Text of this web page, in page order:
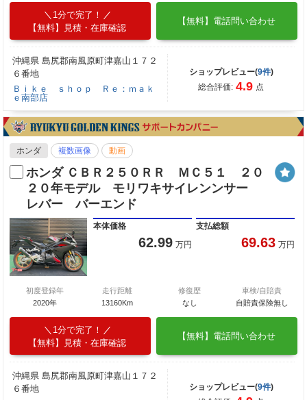
1分で完了！
【無料】見積・在庫確認
【無料】電話問い合わせ
沖縄県 島尻郡南風原町津嘉山１７２
６番地
Ｂｉｋｅ ｓｈｏｐ Ｒｅ：ｍａｋ
ｅ南部店
ショップレビュー(9件)
総合評価: 4.9 点
ホンダ 複数画像 動画
ホンダ ＣＢＲ２５０ＲＲ ＭＣ５１ ２０
２０年モデル モリワキサイレンンサー
レバー バーエンド
本体価格
62.99 万円
支払総額
69.63 万円
初度登録年
2020年
走行距離
13160Km
修復歴
なし
車検/自賠責
自賠責保険無し
1分で完了！
【無料】見積・在庫確認
【無料】電話問い合わせ
沖縄県 島尻郡南風原町津嘉山１７２
６番地
ショップレビュー(9件)